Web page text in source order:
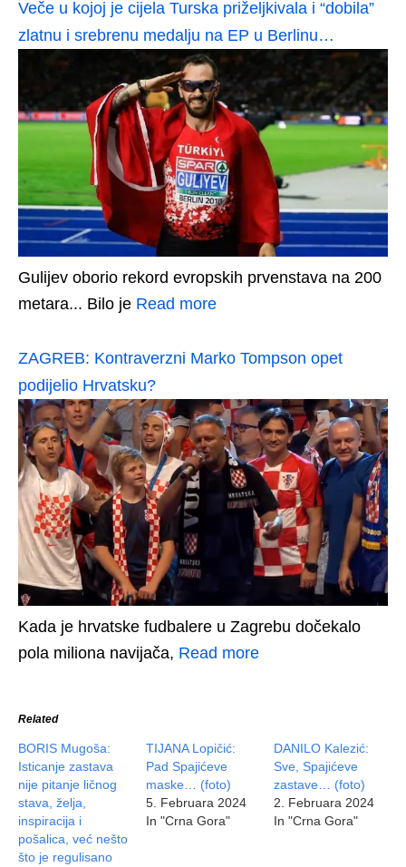
Veče u kojoj je cijela Turska priželjkivala i “dobila”
zlatnu i srebrenu medalju na EP u Berlinu…
Gulijev oborio rekord evropskih prvenstava na 200
metara... Bilo je Read more
ZAGREB: Kontraverzni Marko Tompson opet
podijelio Hrvatsku?
Kada je hrvatske fudbalere u Zagrebu dočekalo
pola miliona navijača, Read more
Related
BORIS Mugoša:
Isticanje zastava
nije pitanje ličnog
stava, želja,
inspiracija i
pošalica, već nešto
što je regulisano
TIJANA Lopičić:
Pad Spajićeve
maske… (foto)
5. Februara 2024
In "Crna Gora"
DANILO Kalezić:
Sve, Spajićeve
zastave… (foto)
2. Februara 2024
In "Crna Gora"